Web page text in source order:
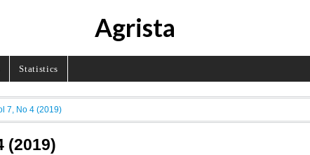
Agrista
Statistics
7, No 4 (2019)
(2019)